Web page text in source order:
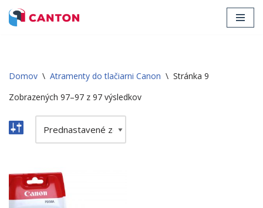
Domov \ Atramenty do tlačiarni Canon \ Stránka 9
Zobrazených 97–97 z 97 výsledkov